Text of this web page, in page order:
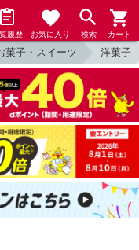
履歴 お気に入り 検索 カート
菓子・スイーツ 洋菓子